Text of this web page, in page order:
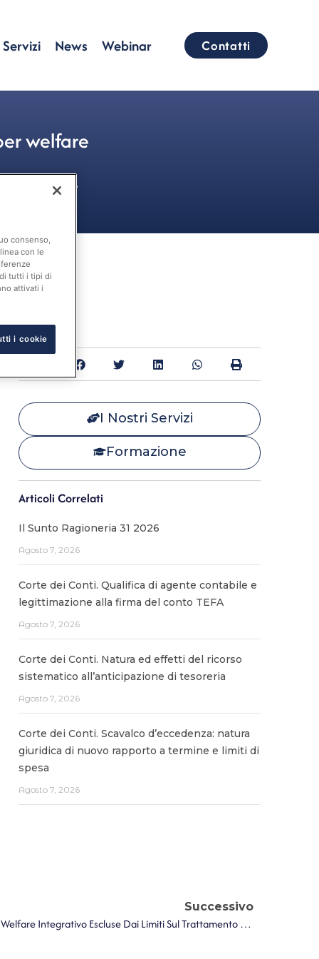
Servizi News Webinar Contatti
welfare
Aziendale
Condividi:
I Nostri Servizi
Formazione
Articoli Correlati
Il Sunto Ragioneria 31 2026
Agosto 7, 2026
Corte dei Conti. Qualifica di agente contabile e
legittimazione alla firma del conto TEFA
Agosto 7, 2026
Corte dei Conti. Natura ed effetti del ricorso
sistematico all’anticipazione di tesoreria
Agosto 7, 2026
Corte dei Conti. Scavalco d’eccedenza: natura
giuridica di nuovo rapporto a termine e limiti di
spesa
Agosto 7, 2026
Successivo
Corte Dei Conti. Le Risorse Per Il Welfare Integrativo Escluse Dai Limiti Sul Trattamento Accessorio Del Personale
consenso,
con le
tutti i tipi di
attivati i
i cookie